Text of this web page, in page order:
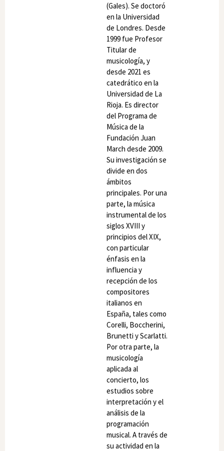
(Gales). Se doctoró
en la Universidad
de Londres. Desde
1999 fue Profesor
Titular de
musicología, y
desde 2021 es
catedrático en la
Universidad de La
Rioja. Es director
del Programa de
Música de la
Fundación Juan
March desde 2009.
Su investigación se
divide en dos
ámbitos
principales. Por una
parte, la música
instrumental de los
siglos XVIII y
principios del XIX,
con particular
énfasis en la
influencia y
recepción de los
compositores
italianos en
España, tales como
Corelli, Boccherini,
Brunetti y Scarlatti.
Por otra parte, la
musicología
aplicada al
concierto, los
estudios sobre
interpretación y el
análisis de la
programación
musical. A través de
su actividad en la